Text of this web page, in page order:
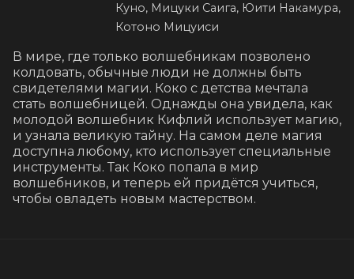
Куно, Мицуки Саига, Юити Накамура,
Котоно Мицуиси
В мире, где только волшебникам позволено
колдовать, обычные люди не должны быть
свидетелями магии. Коко с детства мечтала
стать волшебницей. Однажды она увидела, как
молодой волшебник Кифлий использует магию,
и узнала великую тайну. На самом деле магия
доступна любому, кто использует специальные
инструменты. Так Коко попала в мир
волшебников, и теперь ей придётся учиться,
чтобы овладеть новым мастерством.